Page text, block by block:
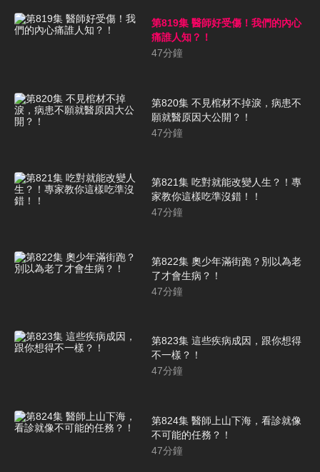
第819集 醫師好受傷！我們的內心
痛誰人知？！
47分鐘
第820集 不見棺材不掉淚，病患不
願就醫原因大公開？！
47分鐘
第821集 吃對就能改變人生？！專
家教你這樣吃準沒錯！！
47分鐘
第822集 奧少年滿街跑？別以為老
了才會生病？！
47分鐘
第823集 這些疾病成因，跟你想得
不一樣？！
47分鐘
第824集 醫師上山下海，看診就像
不可能的任務？！
47分鐘